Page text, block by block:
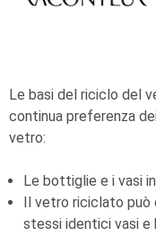
Le basi del riciclo del
continua preferenza
vetro:
Le bottiglie e i vasi
Il vetro riciclato può
stessi identici vasi e